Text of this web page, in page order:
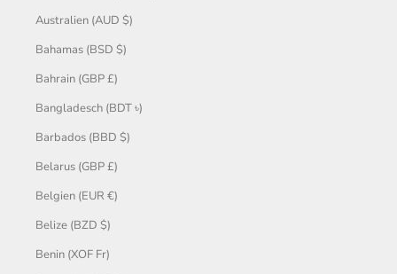
Australien (AUD $)
Bahamas (BSD $)
Bahrain (GBP £)
Bangladesch (BDT ৳)
Barbados (BBD $)
Belarus (GBP £)
Belgien (EUR €)
Belize (BZD $)
Benin (XOF Fr)